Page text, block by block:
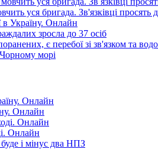
уся бригада. Зв'язківці просять
в Україну. Онлайн
зросла до 37 осіб
є перебої зі зв'язком та
морі
Онлайн
Онлайн